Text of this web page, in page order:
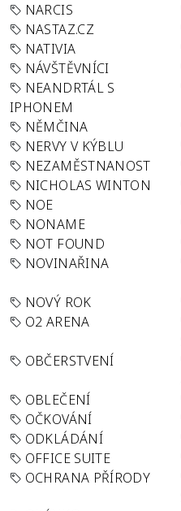
NARCIS
NASTAZ.CZ
NATIVIA
NÁVŠTĚVNÍCI
NEANDRTÁL S
IPHONEM
NĚMČINA
NERVY V KÝBLU
NEZAMĚSTNANOST
NICHOLAS WINTON
NOE
NONAME
NOT FOUND
NOVINAŘINA
NOVÝ ROK
O2 ARENA
OBČERSTVENÍ
OBLEČENÍ
OČKOVÁNÍ
ODKLÁDÁNÍ
OFFICE SUITE
OCHRANA PŘÍRODY